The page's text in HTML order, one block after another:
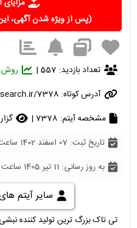
(پس از ویژه شدن آگهی،
تعداد بازدید: 557 |
روش
آدرس کوتاه: 7378
مشخصه آیتم: 7378 |
تاریخ ثبت: 07 اسفند 1402 ساعت 11:44:58
به روز رسانی: 11 تیر 1405 ساعت 17:27:57
سایر آیتم
تی تاک بزرگ ترین تولید کننده